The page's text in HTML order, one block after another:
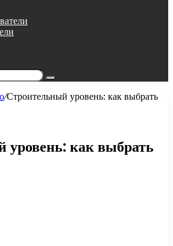
Поиск...
/Строительный уровень: как выбрать
уровень: как выбрать